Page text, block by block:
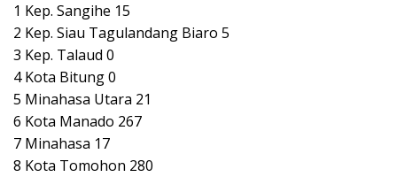
1 Kep. Sangihe 15
2 Kep. Siau Tagulandang Biaro 5
3 Kep. Talaud 0
4 Kota Bitung 0
5 Minahasa Utara 21
6 Kota Manado 267
7 Minahasa 17
8 Kota Tomohon 280